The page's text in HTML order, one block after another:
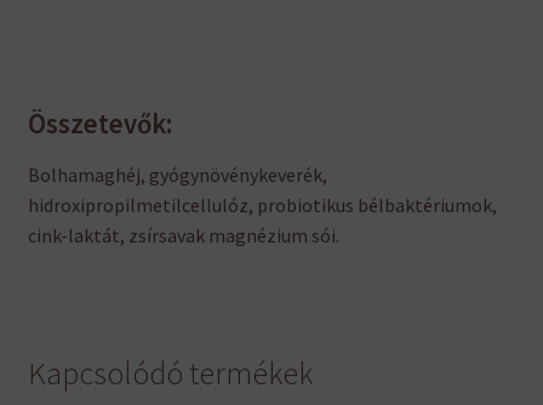
Összetevők:
Bolhamaghéj, gyógynövénykeverék,
hidroxipropilmetilcellulóz, probiotikus bélbaktériumok,
cink-laktát, zsírsavak magnézium sói.
Kapcsolódó termékek